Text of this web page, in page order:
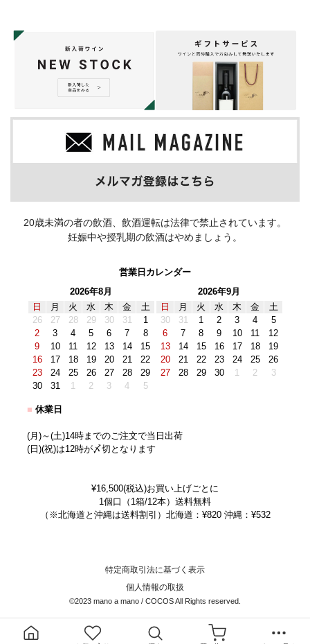
20歳未満の者の飲酒、飲酒運転は法律で禁止されています。
妊娠中や授乳期の飲酒はやめましょう。
営業日カレンダー
2026年8月
日
月 火 水 木 金
土
26
27 28 29 30 31
1
2
3 4 5 6 7
8
9
10 11 12 13 14
15
16
17 18 19 20 21
22
23
24 25 26 27 28
29
30
31 1 2 3 4 5
2026年9月
日
月 火 水 木 金
土
30
31 1 2 3 4
5
6
7 8 9 10 11
12
13
14 15 16 17 18
19
20
21 22 23 24 25
26
27
28 29 30 1 2 3
■ 休業日
(月)～(土)14時までのご注文で当日出荷
(日)(祝)は12時が〆切となります
¥16,500(税込)お買い上げごとに
1個口（1箱/12本）送料無料
（※北海道と沖縄は送料割引）北海道：¥820 沖縄：¥532
特定商取引法に基づく表示
個人情報の取扱
©2023 mano a mano / COCOS All Rights reserved.